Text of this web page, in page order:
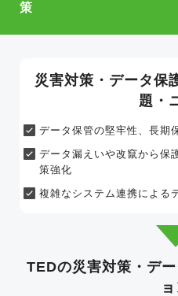
策
災害対策・データ保
題・
データ保管の堅牢性、長期
データ漏えいや改竄から保
策強化
複雑なシステム連携による
TEDの災害対策・デ